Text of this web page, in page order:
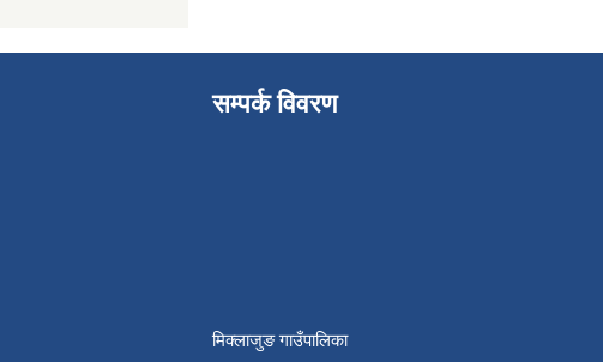
सम्पर्क विवरण
मिक्लाजुङ गाउँपालिका